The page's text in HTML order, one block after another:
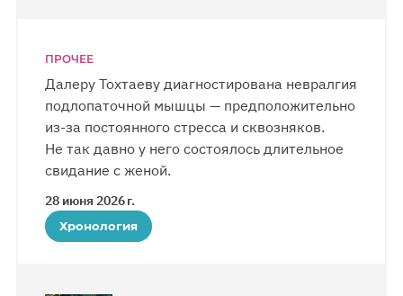
ПРОЧЕЕ
Далеру Тохтаеву диагностирована невралгия
подлопаточной мышцы — предположительно
из-за постоянного стресса и сквозняков.
Не так давно у него состоялось длительное
свидание с женой.
28 июня 2026 г.
Хронология